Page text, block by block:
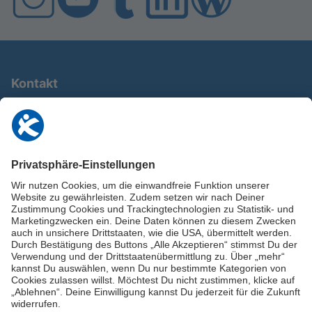
Kontakt
0911 / 9234 950
info@deutschland-im-plus.de
Impressum
Online-Schuldnerberatung
Stellen Sie hier Ihre Fragen und erhalten Sie kostenlos und umgehend
Informationen von unseren Schuldnerberater:innen.
Beratungshotline: 0800 / 5035851